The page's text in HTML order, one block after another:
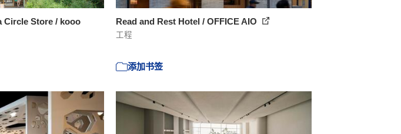
Circle Store / kooo
Read and Rest Hotel / OFFICE AIO
工程
添加书签